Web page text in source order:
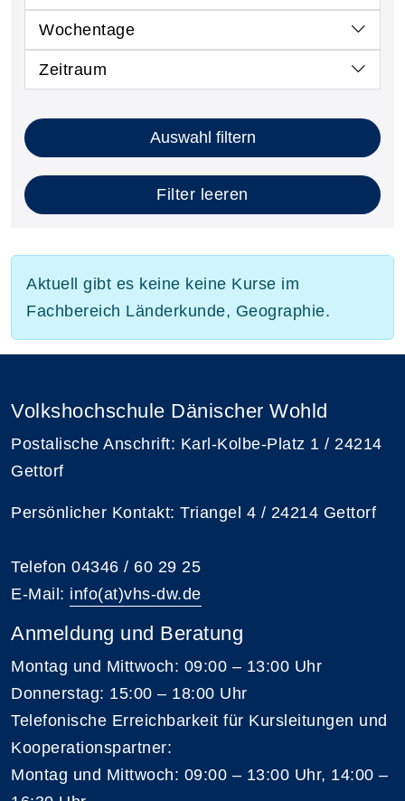
Wochentage
Zeitraum
Auswahl filtern
Filter leeren
Aktuell gibt es keine keine Kurse im
Fachbereich Länderkunde, Geographie.
Volkshochschule Dänischer Wohld
Postalische Anschrift: Karl-Kolbe-Platz 1 / 24214
Gettorf
Persönlicher Kontakt: Triangel 4 / 24214 Gettorf
Telefon 04346 / 60 29 25
E-Mail: info(at)vhs-dw.de
Anmeldung und Beratung
Montag und Mittwoch: 09:00 – 13:00 Uhr
Donnerstag: 15:00 – 18:00 Uhr
Telefonische Erreichbarkeit für Kursleitungen und
Kooperationspartner:
Montag und Mittwoch: 09:00 – 13:00 Uhr, 14:00 –